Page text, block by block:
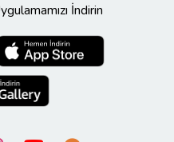
İndirin